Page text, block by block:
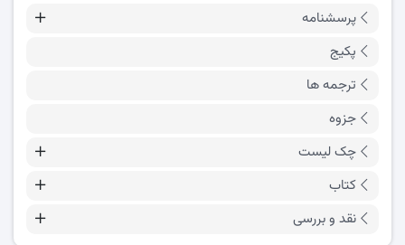
پرسشنامه
پکیج
ترجمه ها
جزوه
چک لیست
کتاب
نقد و بررسی